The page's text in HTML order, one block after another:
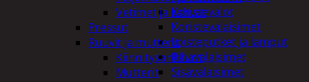
Koristevalot
Koristevalaisimet
Loisteputket ja lamput
Pihavalaisimet
Sisävalaisimet
Vetimet ja kahvat
Pressut
Ruuvit ja mutterit
Kiinnitysankkurit
Mutterit